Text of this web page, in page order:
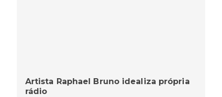
Artista Raphael Bruno idealiza própria
rádio